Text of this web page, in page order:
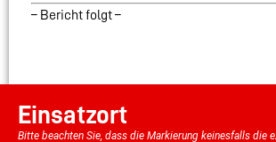
– Bericht folgt –
Einsatzort
Bitte beachten Sie, dass die Markierung keinesfalls die